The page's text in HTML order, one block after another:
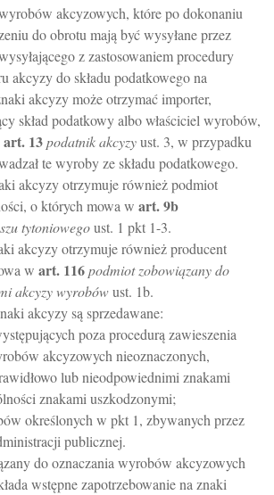
akcyzowych, które po dokonaniu
do obrotu mają być wysyłane przez
z zastosowaniem procedury
akcyzy do składu podatkowego na
akcyzy może otrzymać importer,
skład podatkowy albo właściciel wyrobów,
art. 13podatnik akcyzyust. 3, w przypadku
te wyroby ze składu podatkowego.
akcyzy otrzymuje również podmiot
o których mowa w art.9b
tytoniowegoust. 1 pkt 1-3.
akcyzy otrzymuje również producent
w art. 116podmiot zobowiązany do
akcyzy wyrobówust. 1b.
akcyzy są sprzedawane:
poza procedurą zawieszenia
akcyzowych nieoznaczonych,
lub nieodpowiednimi znakami
znakami uszkodzonymi;
określonych w pkt 1, zbywanych przez
publicznej.
do oznaczania wyrobów akcyzowych
wstępne zapotrzebowanie na znaki